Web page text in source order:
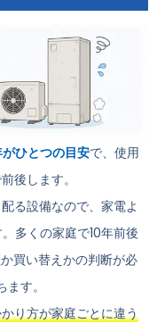
ひとつの目安で、使用
後します。
る設備なので、家電よ
多くの家庭で10年前後
買い替えかの判断が必
す。
り方が家庭ごとに違う